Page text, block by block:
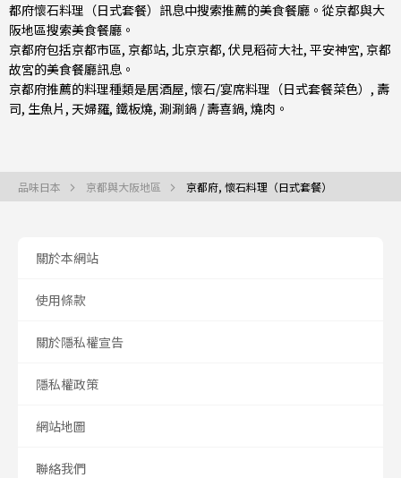
都府懷石料理（日式套餐）訊息中搜索推薦的美食餐廳。從京都與大
阪地區搜索美食餐廳。
京都府包括京都市區, 京都站, 北京京都, 伏見稻荷大社, 平安神宮, 京都
故宮的美食餐廳訊息。
京都府推薦的料理種類是居酒屋, 懷石/宴席料理（日式套餐菜色） , 壽
司, 生魚片 , 天婦羅, 鐵板燒, 涮涮鍋 / 壽喜鍋, 燒肉 。
品味日本 京都與大阪地區 京都府, 懷石料理（日式套餐）
關於本網站
使用條款
關於隱私權宣告
隱私權政策
網站地圖
聯絡我們